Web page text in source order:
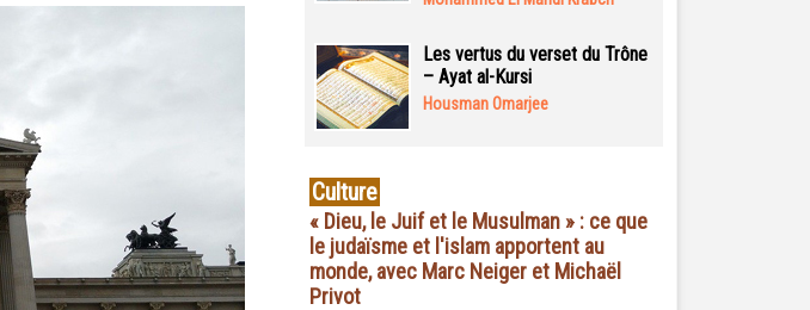
Les vertus du verset du Trône
– Ayat al-Kursi
Housman Omarjee
Culture
« Dieu, le Juif et le Musulman » : ce que
le judaïsme et l'islam apportent au
monde, avec Marc Neiger et Michaël
Privot